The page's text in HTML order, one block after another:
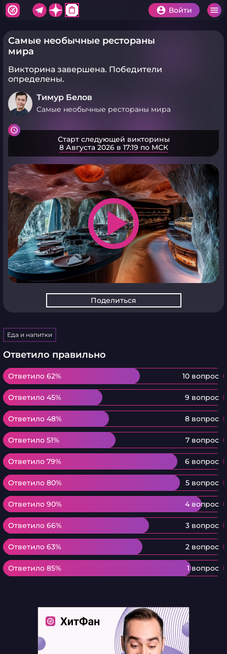
shopping_bag Войти
Самые необычные рестораны
мира
Викторина завершена. Победители
определены.
Тимур Белов
Самые необычные рестораны мира
Старт следующей викторины
8 Августа 2026 в 17:19 по МСК
play_arrow
Поделиться
Еда и напитки
Ответило правильно
Ответило 62% 10 вопрос
Ответило 62%
Ответило 45% 9 вопрос
Ответило 45%
Ответило 48% 8 вопрос
Ответило 48%
Ответило 51% 7 вопрос
Ответило 51%
Ответило 79% 6 вопрос
Ответило 79%
Ответило 80% 5 вопрос
Ответило 80%
Ответило 90% 4 вопрос
Ответило 90%
Ответило 66% 3 вопрос
Ответило 66%
Ответило 63% 2 вопрос
Ответило 63%
Ответило 85% 1 вопрос
Ответило 85%